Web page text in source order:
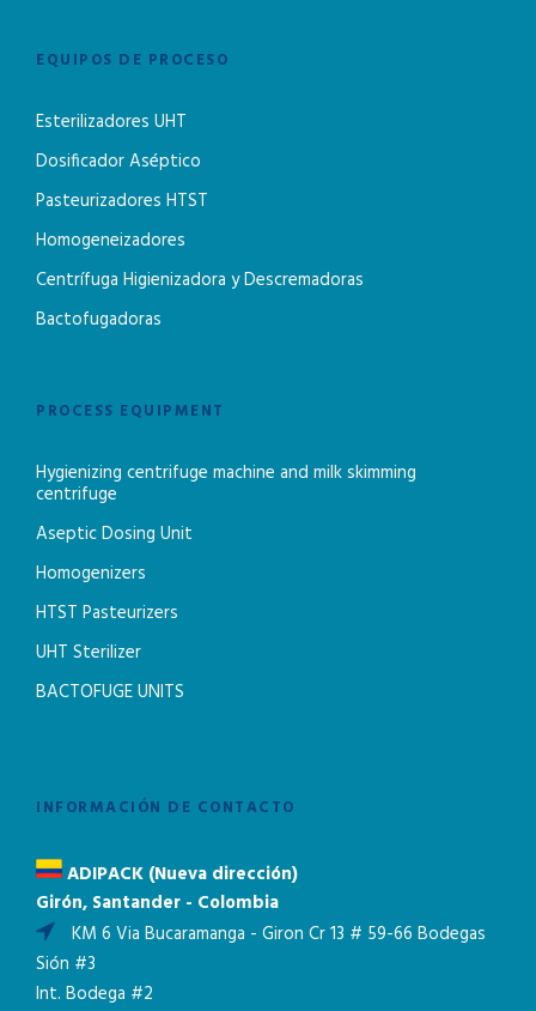
EQUIPOS DE PROCESO
Esterilizadores UHT
Dosificador Aséptico
Pasteurizadores HTST
Homogeneizadores
Centrífuga Higienizadora y Descremadoras
Bactofugadoras
PROCESS EQUIPMENT
Hygienizing centrifuge machine and milk skimming
centrifuge
Aseptic Dosing Unit
Homogenizers
HTST Pasteurizers
UHT Sterilizer
BACTOFUGE UNITS
INFORMACIÓN DE CONTACTO
ADIPACK (Nueva dirección)
Girón, Santander - Colombia
KM 6 Via Bucaramanga - Giron Cr 13 # 59-66 Bodegas
Sión #3
Int. Bodega #2